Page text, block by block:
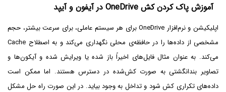
آموزش پاک کردن کش OneDrive در آیفون و آیپد
اپلیکیشن و نرم‌افزار OneDrive برای هر سیستم عاملی، برای سرعت بیشتر، حجم
مشخصی از داده‌ها را در حافظه‌ی محلی نگهداری می‌کند و به اصطلاح Cache
می‌کند. به عنوان مثال فایل‌های اخیراً باز شده یا ویرایش شده و آیکون‌ها و
تصاویر بندانگشتی به صورت کش‌شده در دسترس هستند. اما ممکن است
داده‌های تکراری کش شود و تداخل به وجود بیاید. در این صورت راه حل مشکل